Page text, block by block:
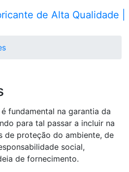
fundamental na garantia da
para tal passar a incluir na
de proteção do ambiente, de
social,
de fornecimento.